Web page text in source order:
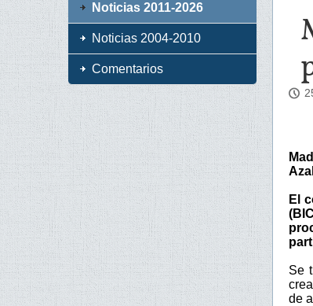
El
Se
de
Noticias 2011-2026
Noticias 2004-2010
Comentarios